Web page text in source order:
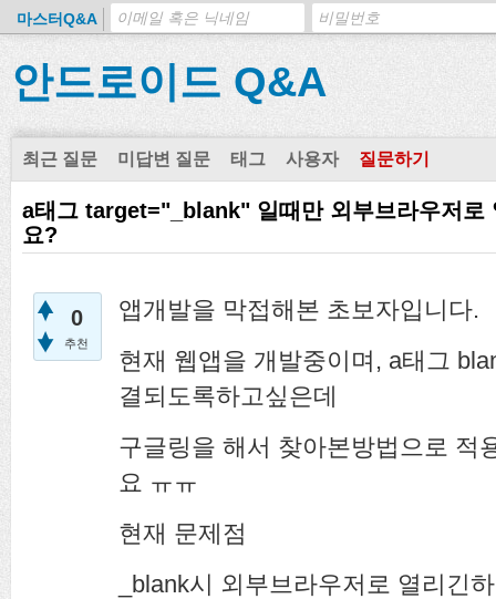
마스터Q&A
안드로이드 Q&A
최근 질문 미답변 질문 태그 사용자 질문하기
a태그 target="_blank" 일때만 외부브라우저로
요?
0
추천
앱개발을 막접해본 초보자입니다.
현재 웹앱을 개발중이며, a태그
결되도록하고싶은데
구글링을 해서 찾아본방법으로 적
요 ㅠㅠ
현재 문제점
_blank시 외부브라우저로 열리긴